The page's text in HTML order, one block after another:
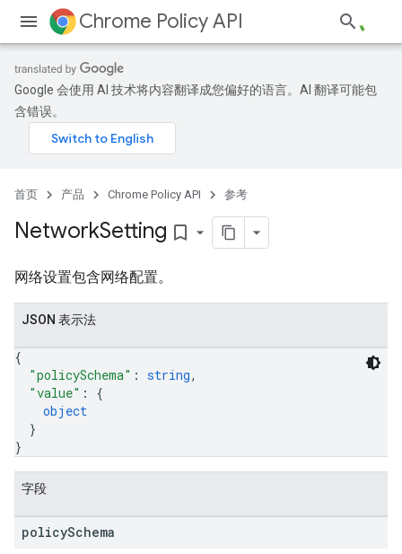
Chrome Policy API
Google 会使用 AI 技术将内容翻译成您偏好的语言。AI 翻译可能包
含错误。
首页 产品 Chrome Policy API 参考
NetworkSetting bookmark_border
网络设置包含网络配置。
JSON 表示法
{
"policySchema" : string,
"value" : {
object
}
}
字段
policySchema